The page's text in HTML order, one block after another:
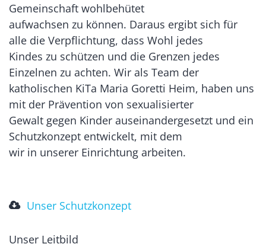
Gemeinschaft wohlbehütet
aufwachsen zu können. Daraus ergibt sich für
alle die Verpflichtung, dass Wohl jedes
Kindes zu schützen und die Grenzen jedes
Einzelnen zu achten. Wir als Team der
katholischen KiTa Maria Goretti Heim, haben uns
mit der Prävention von sexualisierter
Gewalt gegen Kinder auseinandergesetzt und ein
Schutzkonzept entwickelt, mit dem
wir in unserer Einrichtung arbeiten.
Unser Schutzkonzept
Unser Leitbild